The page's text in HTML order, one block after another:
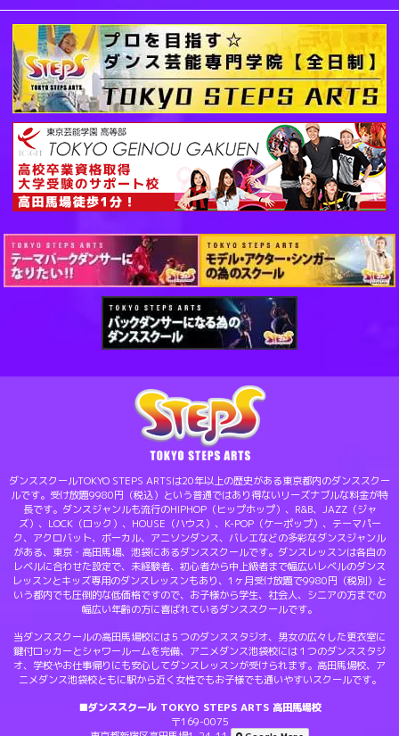
ダンススクールTOKYO STEPS ARTSは20年以上の歴史がある東京都内のダンススクー
ルです。受け放題9980円（税込）という普通ではあり得ないリーズナブルな料金が特
長です。ダンスジャンルも流行のHIPHOP（ヒップホップ）、R&B、JAZZ（ジャ
ズ）、LOCK（ロック）、HOUSE（ハウス）、K-POP（ケーポップ）、テーマパー
ク、アクロバット、ボーカル、アニソンダンス、バレエなどの多彩なダンスジャンル
がある、東京・高田馬場、池袋にあるダンススクールです。ダンスレッスンは各自の
レベルに合わせた設定で、未経験者、初心者から中上級者まで幅広いレベルのダンス
レッスンとキッズ専用のダンスレッスンもあり、1ヶ月受け放題で9980円（税別）と
いう都内でも圧倒的な低価格ですので、お子様から学生、社会人、シニアの方までの
幅広い年齢の方に喜ばれているダンススクールです。
当ダンススクールの高田馬場校には５つのダンススタジオ、男女の広々した更衣室に
鍵付ロッカーとシャワールームを完備、アニメダンス池袋校には１つのダンススタジ
オ、学校やお仕事帰りにも安心してダンスレッスンが受けられます。高田馬場校、ア
ニメダンス池袋校ともに駅から近く女性でもお子様でも通いやすいスクールです。
■ダンススクール TOKYO STEPS ARTS 高田馬場校
〒169-0075